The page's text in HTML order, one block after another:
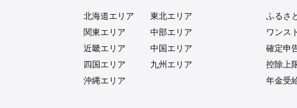
北海道エリア
東北エリア
関東エリア
中部エリア
近畿エリア
中国エリア
四国エリア
九州エリア
沖縄エリア
ふるさ
ワンス
確定申
控除上
年金受